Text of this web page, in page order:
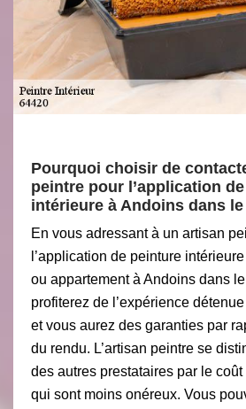
Pourquoi choisir de
peintre pour l’application
intérieure à Andoins dans le
En vous adressant à un artisan
l’application de peinture
ou appartement à Andoins dans
profiterez de l’expérience
et vous aurez des garanties par
du rendu. L’artisan peintre se
des autres prestataires par le
qui sont moins onéreux. Vous